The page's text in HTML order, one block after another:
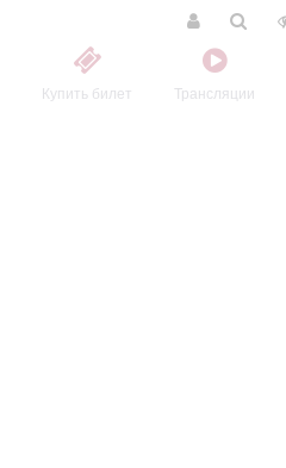
Купить билет Трансляции